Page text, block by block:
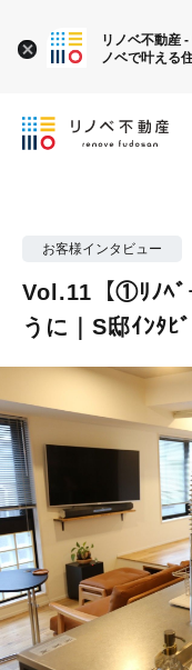
お客様インタビュー
Vol.11【①ﾘﾉﾍﾞ
うに｜S邸ｲﾝﾀﾋ
リノベ不動産
ノベで叶える